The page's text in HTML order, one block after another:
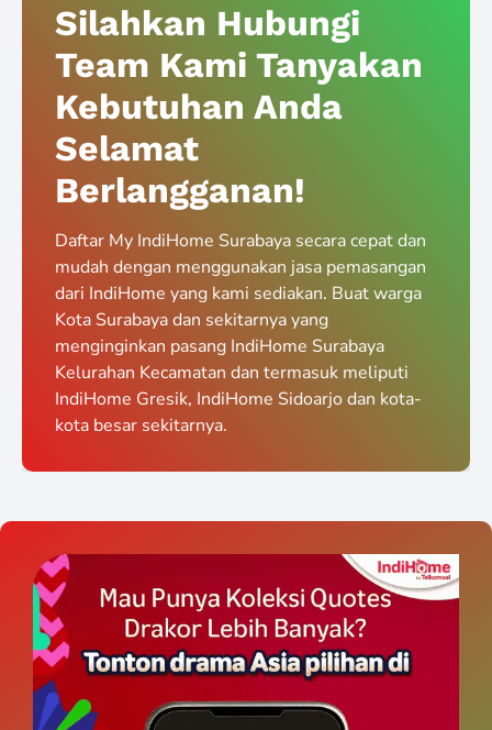
Silahkan Hubungi
Team Kami Tanyakan
Kebutuhan Anda
Selamat
Berlangganan!
Daftar My IndiHome Surabaya secara cepat dan
mudah dengan menggunakan jasa pemasangan
dari IndiHome yang kami sediakan. Buat warga
Kota Surabaya dan sekitarnya yang
menginginkan pasang IndiHome Surabaya
Kelurahan Kecamatan dan termasuk meliputi
IndiHome Gresik, IndiHome Sidoarjo dan kota-
kota besar sekitarnya.